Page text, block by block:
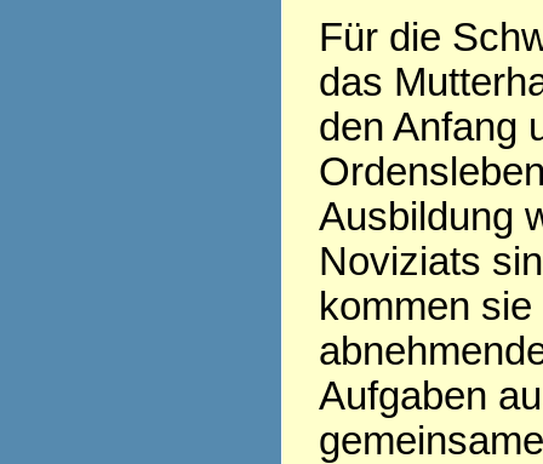
Für die
das
den Anfang
Ausbildung
Noviziats
kommen
Aufgaben